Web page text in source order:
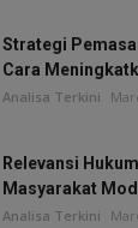
Strategi
Cara
Analisa Terkini
Relevansi
Masyarakat
Analisa Terkini